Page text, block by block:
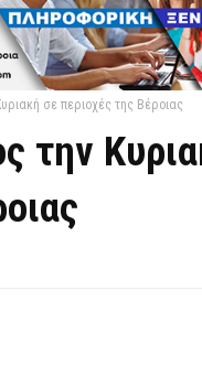
σε περιοχές της Βέροιας
την